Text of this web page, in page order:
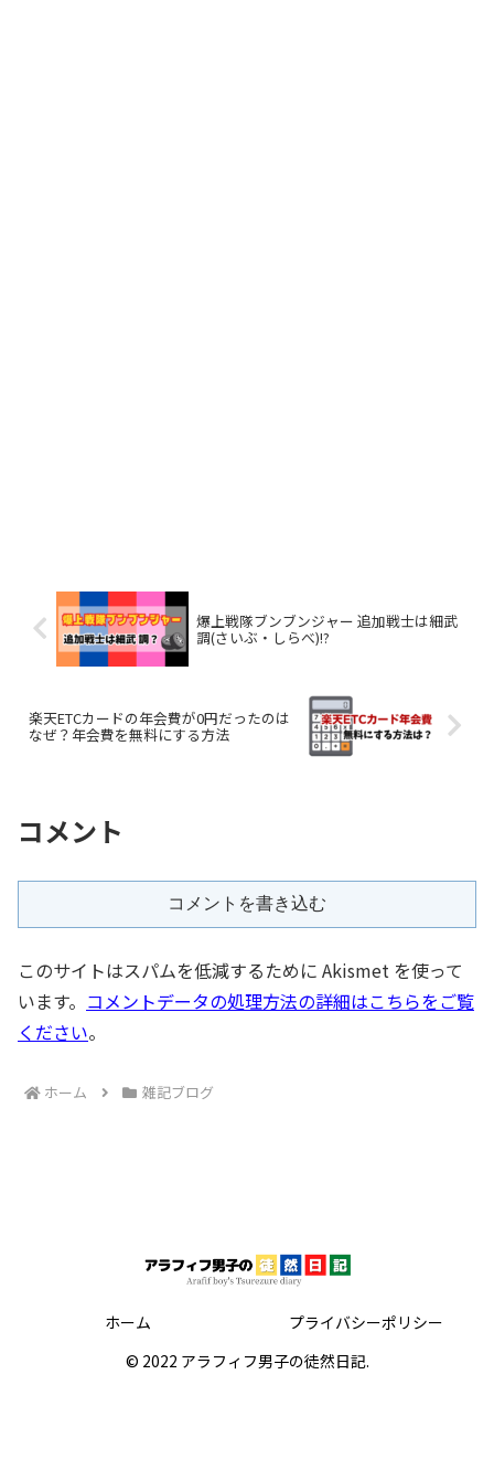
爆上戦隊ブンブンジャー 追加戦士は細武
調(さいぶ・しらべ)!?
楽天ETCカードの年会費が0円だったのは
なぜ？年会費を無料にする方法
コメント
コメントを書き込む
このサイトはスパムを低減するために Akismet を使って
います。 コメントデータの処理方法の詳細はこちらをご覧
ください。
ホーム 雑記ブログ
ホーム
プライバシーポリシー
© 2022 アラフィフ男子の徒然日記.